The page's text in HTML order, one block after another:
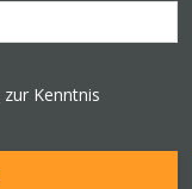
zur Kenntnis